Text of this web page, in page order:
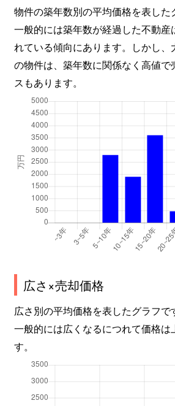
物件の築年数別の平均価格を表した
一般的には築年数が経過した不動産
れている傾向にあります。しかし
の物件は、築年数に関係なく高値で
スもあります。
広さ×売却価格
広さ別の平均価格を表したグラフで
一般的には広くなるにつれて価格は
す。